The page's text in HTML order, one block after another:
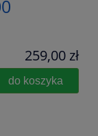
259,00 zł
do koszyka